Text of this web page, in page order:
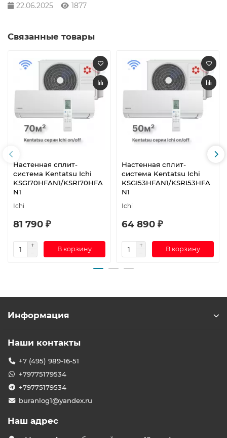
22.06.2025 1877
Связанные товары
Настенная сплит-
система Kentatsu Ichi
KSGI70HFAN1/KSRI70HFA
N1
Ichi
81 790 ₽
В корзину
Настенная сплит-
система Kentatsu Ichi
KSGI53HFAN1/KSRI53HFA
N1
Ichi
64 890 ₽
В корзину
Информация
Наши контакты
+7 (495) 989-16-51
+79775179534
+79775179534
buranlog1@yandex.ru
Наш адрес